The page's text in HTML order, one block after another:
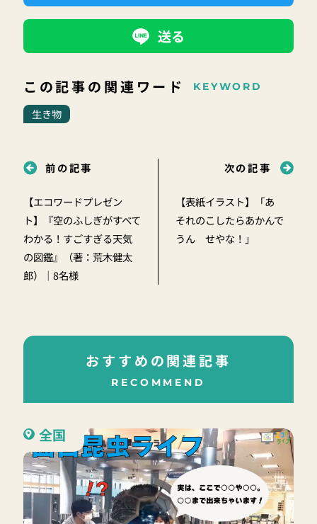
送る
この記事の関連ワード KEYWORD
生き物
前の記事
【エコワードプレゼン
ト】『空のふしぎがすべて
わかる！すごすぎる天気
の図鑑』（著：荒木健太
郎）｜8名様
次の記事
【表紙イラスト】「あ
それのこしたらあかんで
うん せやな！」
おすすめの関連記事
RECOMMEND
全国